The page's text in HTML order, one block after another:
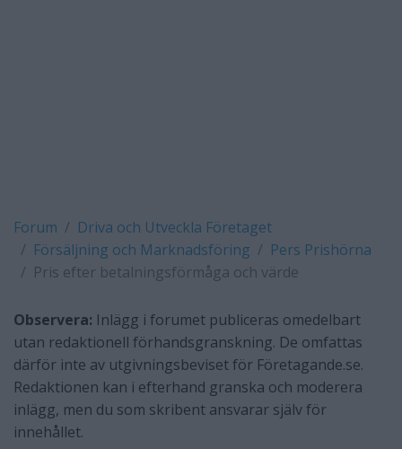
Forum
Driva och Utveckla Företaget
Försäljning och Marknadsföring
Pers Prishörna
Pris efter betalningsförmåga och värde
Observera: Inlägg i forumet publiceras omedelbart
utan redaktionell förhandsgranskning. De omfattas
därför inte av utgivningsbeviset för Företagande.se.
Redaktionen kan i efterhand granska och moderera
inlägg, men du som skribent ansvarar själv för
innehållet.